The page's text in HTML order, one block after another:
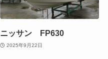
ニッサン FP630
2025年9月22日